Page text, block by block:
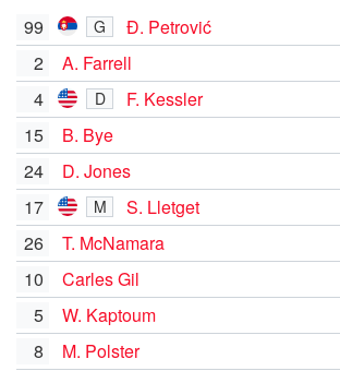
99 G
Đ. Petrović
2
A. Farrell
4
D
F. Kessler
15
B. Bye
24
D. Jones
17
M S. Lletget
26 T. McNamara
10
Carles Gil
5
W. Kaptoum
8
M. Polster